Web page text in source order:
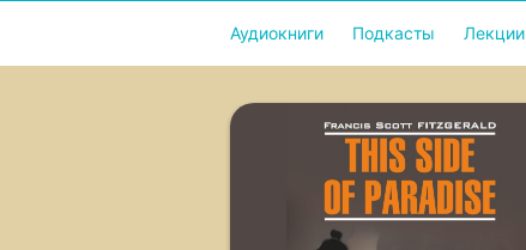
Аудиокниги Подкасты Лекции